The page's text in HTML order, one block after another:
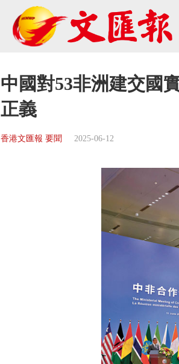
中國對53非洲建交國
正義
香港文匯報 要聞 2025-06-12